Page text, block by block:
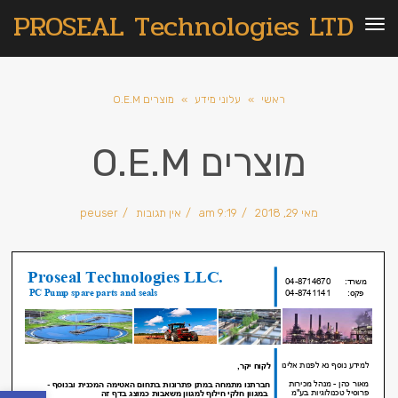
PROSEAL Technologies LTDתפריט
ראשי » עלוני מידע » מוצרים O.E.M
מוצרים O.E.M
מאי 29, 2018 9:19 am אין תגובות peuser